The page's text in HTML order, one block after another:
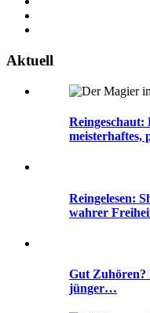
Aktuell
meisterhaftes,
Reingelesen:
wahrer
Gut
jünger…